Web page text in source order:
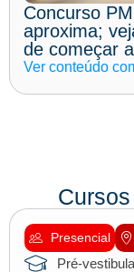
Concurso
aproxima;
de começar
Ver conteúdo
Presencial
Pré-